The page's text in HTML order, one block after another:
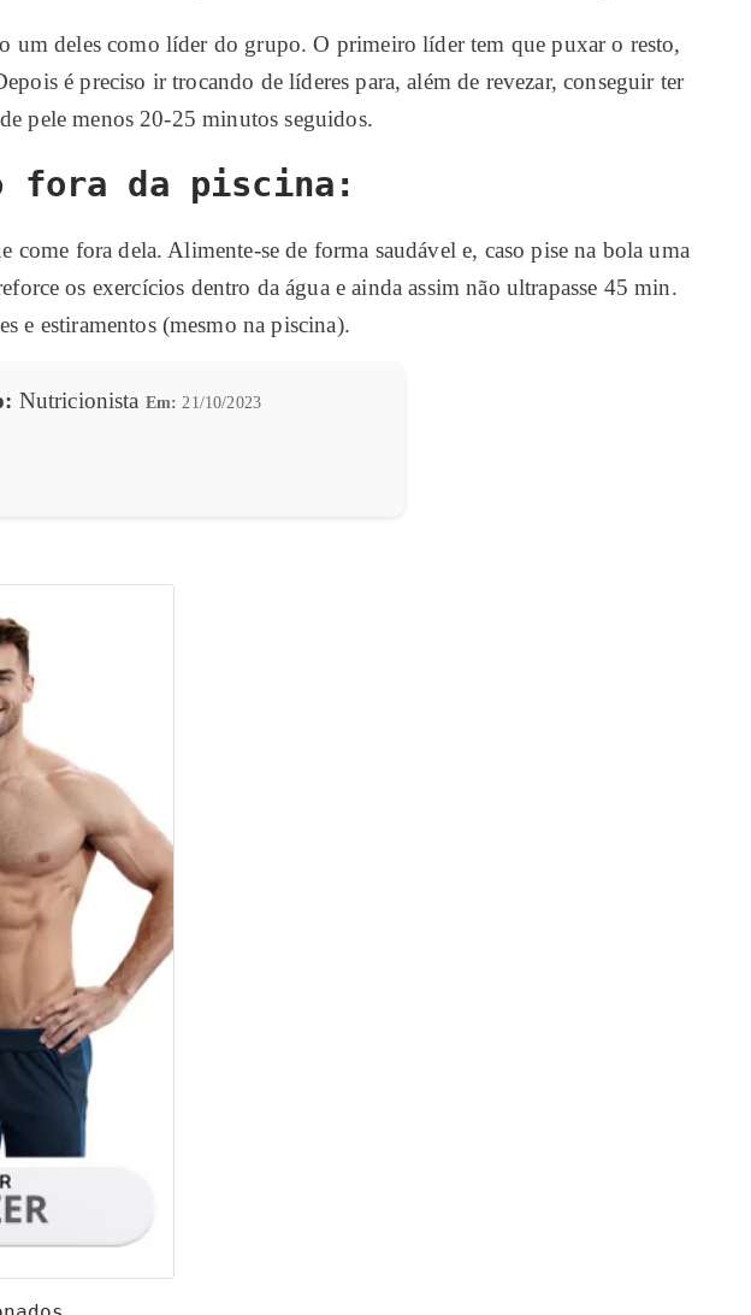
um deles como líder do grupo. O primeiro líder tem que puxar o resto,
é preciso ir trocando de líderes para, além de revezar, conseguir ter
pele menos 20-25 minutos seguidos.
fora da piscina:
fora dela. Alimente-se de forma saudável e, caso pise na bola uma
os exercícios dentro da água e ainda assim não ultrapasse 45 min.
e estiramentos (mesmo na piscina).
Nutricionista Em: 21/10/2023